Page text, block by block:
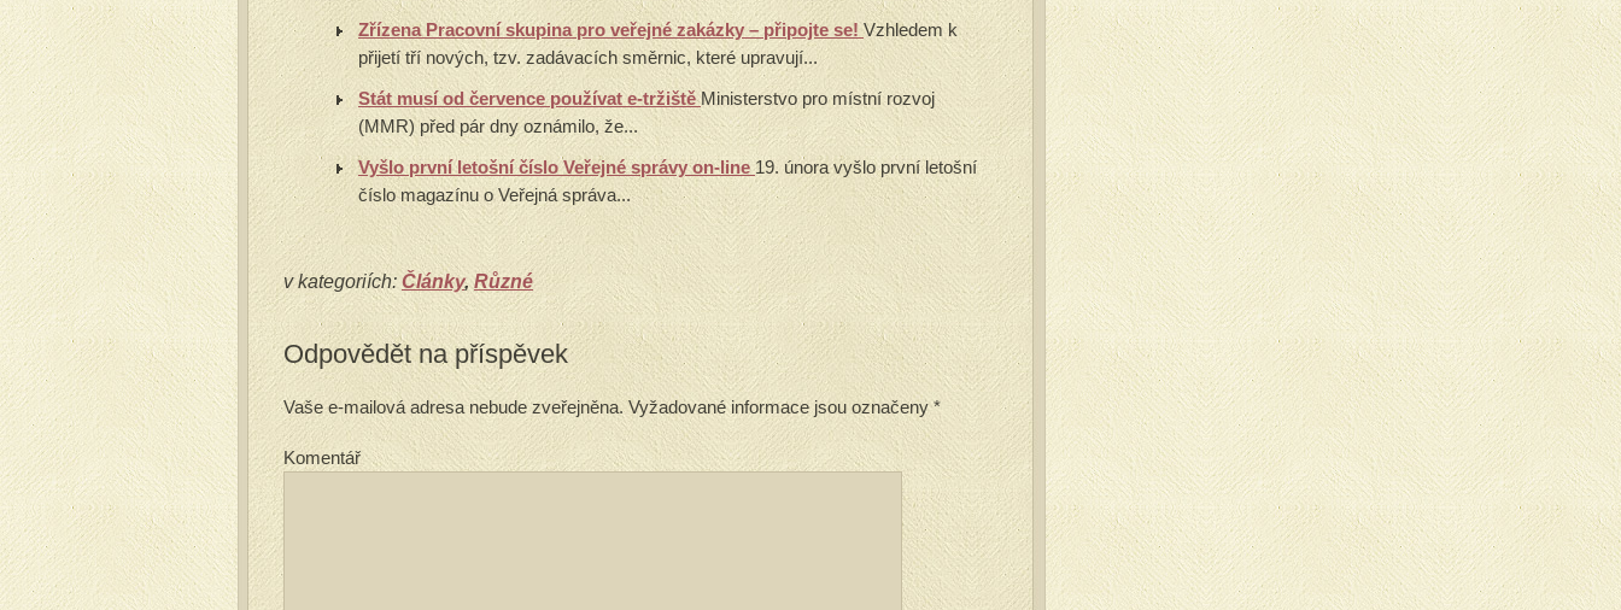
Zřízena Pracovní skupina pro veřejné zakázky – připojte se! Vzhledem k
přijetí tří nových, tzv. zadávacích směrnic, které upravují...
Stát musí od července používat e-tržištěMinisterstvo pro místní rozvoj
(MMR) před pár dny oznámilo, že...
Vyšlo první letošní číslo Veřejné správy on-line19. února vyšlo první letošní
číslo magazínu o Veřejná správa...
v kategoriích: Články, Různé
Odpovědět na příspěvek
Vaše e-mailová adresa nebude zveřejněna. Vyžadované informace jsou označeny*
Komentář